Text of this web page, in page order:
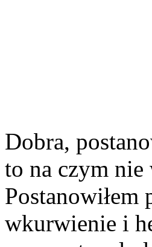
Dobra,
to na czym nie
Postanowiłem
wkurwienie i